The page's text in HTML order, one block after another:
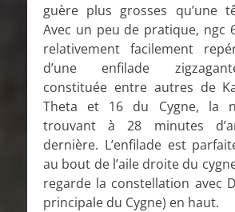
guère plus grosses qu’une
Avec un peu de pratique, ngc
relativement facilement
d’une enfilade
constituée entre autres de
Theta et 16 du Cygne, la
trouvant à 28 minutes
dernière. L’enfilade est
au bout de l’aile droite du
regarde la constellation avec
principale du Cygne) en haut.